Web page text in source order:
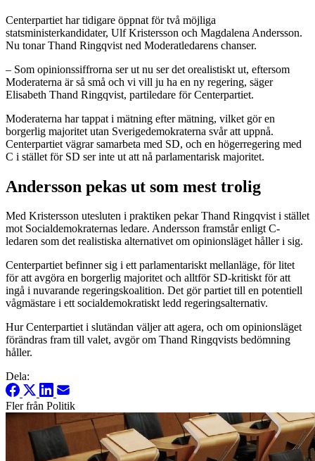
Centerpartiet har tidigare öppnat för två möjliga
statsministerkandidater, Ulf Kristersson och Magdalena Andersson.
Nu tonar Thand Ringqvist ned Moderatledarens chanser.
– Som opinionssiffrorna ser ut nu ser det orealistiskt ut, eftersom
Moderaterna är så små och vi vill ju ha en ny regering, säger
Elisabeth Thand Ringqvist, partiledare för Centerpartiet.
Moderaterna har tappat i mätning efter mätning, vilket gör en
borgerlig majoritet utan Sverigedemokraterna svår att uppnå.
Centerpartiet vägrar samarbeta med SD, och en högerregering med
C i stället för SD ser inte ut att nå parlamentarisk majoritet.
Andersson pekas ut som mest trolig
Med Kristersson utesluten i praktiken pekar Thand Ringqvist i stället
mot Socialdemokraternas ledare. Andersson framstår enligt C-
ledaren som det realistiska alternativet om opinionsläget håller i sig.
Centerpartiet befinner sig i ett parlamentariskt mellanläge, för litet
för att avgöra en borgerlig majoritet och alltför SD-kritiskt för att
ingå i nuvarande regeringskoalition. Det gör partiet till en potentiell
vågmästare i ett socialdemokratiskt ledd regeringsalternativ.
Hur Centerpartiet i slutändan väljer att agera, och om opinionsläget
förändras fram till valet, avgör om Thand Ringqvists bedömning
håller.
Dela:
Fler från Politik